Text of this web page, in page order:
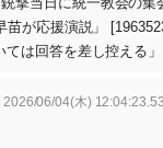
が応援演説」
は回答を差し控える
2026/06/04(木)